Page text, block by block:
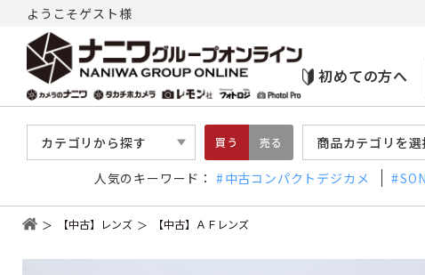
ようこそゲスト様
初めての方へ
カテゴリから探す 買う 売る 商品カテゴリを選
人気のキーワード： 中古コンパクトデジカメ
【中古】レンズ 【中古】ＡＦレンズ